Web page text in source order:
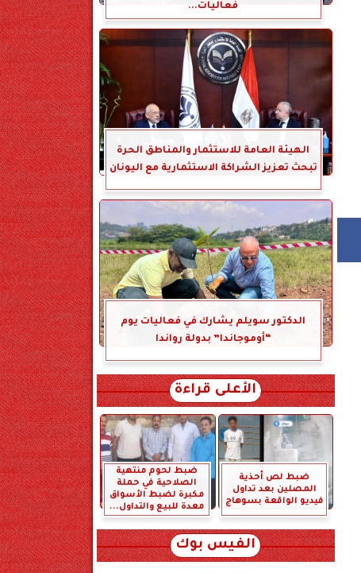
فعاليات...
الهيئة العامة للاستثمار والمناطق الحرة
تبحث تعزيز الشراكة الاستثمارية مع اليونان
الدكتور سويلم يشارك في فعاليات يوم
“أوموجاندا” بدولة رواندا
الأعلى قراءة
ضبط لص أحذية
المصلين بعد تداول
فيديو الواقعة بسوهاج
ضبط لحوم منتهية
الصلاحية في حملة
مكبرة لضبط الأسواق
معدة للبيع والتداول...
الفيس بوك